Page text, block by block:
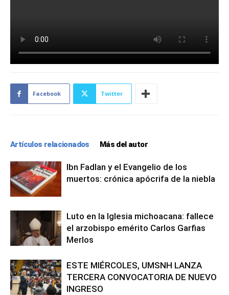
Facebook Twitter
Artículos relacionados Más del autor
Ibn Fadlan y el Evangelio de los
muertos: crónica apócrifa de la niebla
Luto en la Iglesia michoacana: fallece
el arzobispo emérito Carlos Garfias
Merlos
ESTE MIÉRCOLES, UMSNH LANZA
TERCERA CONVOCATORIA DE NUEVO
INGRESO